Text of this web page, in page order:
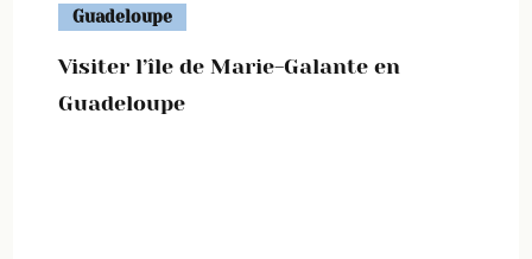
Guadeloupe
Visiter l’île de Marie-Galante en
Guadeloupe